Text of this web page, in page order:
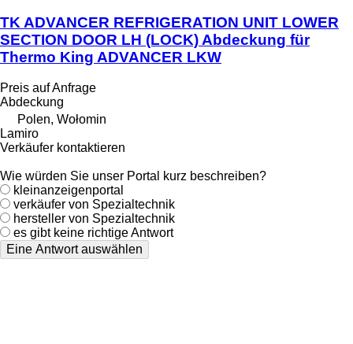
TK ADVANCER REFRIGERATION UNIT LOWER
SECTION DOOR LH (LOCK) Abdeckung für
Thermo King ADVANCER LKW
Preis auf Anfrage
Abdeckung
Polen, Wołomin
Lamiro
Verkäufer kontaktieren
Wie würden Sie unser Portal kurz beschreiben?
kleinanzeigenportal
verkäufer von Spezialtechnik
hersteller von Spezialtechnik
es gibt keine richtige Antwort
Eine Antwort auswählen